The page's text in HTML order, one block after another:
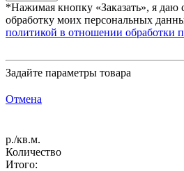
*Нажимая кнопку «Заказать», я даю
обработку моих персональных
политикой в отношении обработки
Задайте параметры товара
Отмена
р./кв.м.
Количество
Итого: